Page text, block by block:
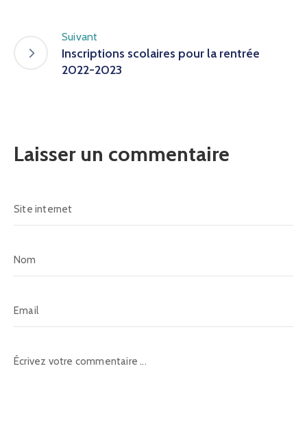
Suivant
Inscriptions scolaires pour la rentrée
2022-2023
Laisser un commentaire